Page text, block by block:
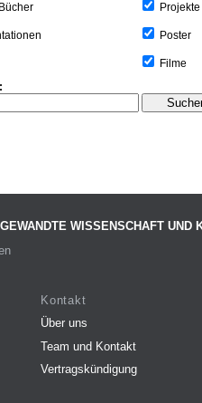
Projekte
Poster
Filme
WISSENSCHAFT UND
Kontakt
Über uns
Team und Kontakt
Vertragskündigung